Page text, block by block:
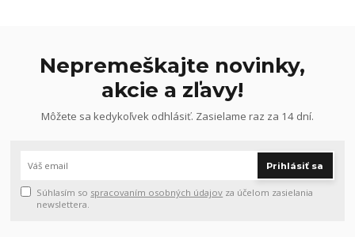
Nepremeškajte novinky,
akcie a zľavy!
Môžete sa kedykoľvek odhlásiť. Zasielame raz za 14 dní.
Prihlásiť sa
Súhlasím so spracovaním osobných údajov za účelom zasielania
newslettera.